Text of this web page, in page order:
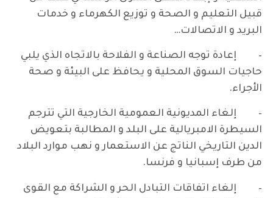
قبيل التعليم و الصحة و توزيع الكهرماء و خدمات
البريد و الاتصالات…
– إعادة توجه الصناعة و الفلاحة بالاتجاه الذي يلبي
حاجيات السوق المحلية و يحافظ على البيئة و صحة
الأجراء.
– إلغاء المديونية العمومية الخارجية التي تترجم
السيطرة الامبريالية على البلد و المطالبة بتعويض
الدين التاريخي الناتج عن الاستعمار و نهب موارد البلاد
من طرف إسبانيا و فرنسا.
– إلغاء اتفاقات التبادل الحر و الشراكة مع القوى